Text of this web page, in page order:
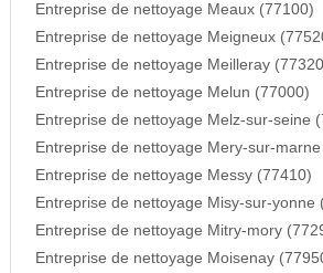
Entreprise de nettoyage Meaux (77100)
Entreprise de nettoyage Meigneux
Entreprise de nettoyage Meilleray
Entreprise de nettoyage Melun (77000)
Entreprise de nettoyage Melz-sur-seine
Entreprise de nettoyage Mery-sur-
Entreprise de nettoyage Messy (77410)
Entreprise de nettoyage Misy-sur-yonne
Entreprise de nettoyage Mitry-mory
Entreprise de nettoyage Moisenay